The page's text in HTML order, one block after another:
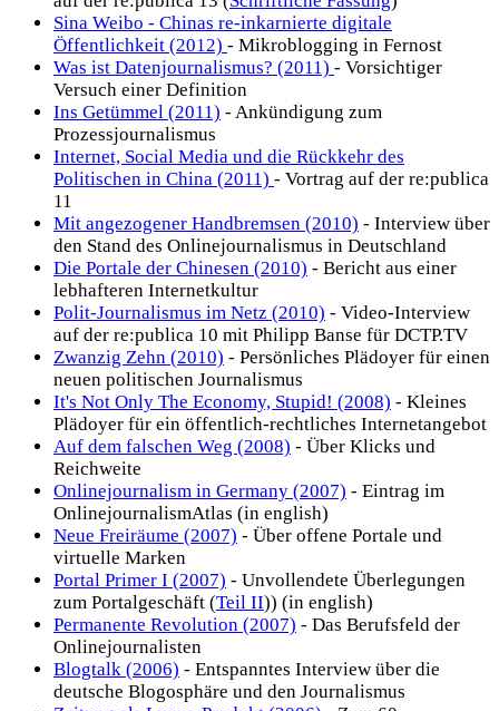
Sina Weibo - Chinas re-inkarnierte digitale
Öffentlichkeit (2012) - Mikroblogging in Fernost
Was ist Datenjournalismus? (2011) - Vorsichtiger
Versuch einer Definition
Ins Getümmel (2011) - Ankündigung zum
Prozessjournalismus
Internet, Social Media und die Rückkehr des
Politischen in China (2011) - Vortrag auf der re:publica
11
Mit angezogener Handbremsen (2010) - Interview über
den Stand des Onlinejournalismus in Deutschland
Die Portale der Chinesen (2010) - Bericht aus einer
lebhafteren Internetkultur
Polit-Journalismus im Netz (2010) - Video-Interview
auf der re:publica 10 mit Philipp Banse für DCTP.TV
Zwanzig Zehn (2010) - Persönliches Plädoyer für einen
neuen politischen Journalismus
It's Not Only The Economy, Stupid! (2008) - Kleines
Plädoyer für ein öffentlich-rechtliches Internetangebot
Auf dem falschen Weg (2008) - Über Klicks und
Reichweite
Onlinejournalism in Germany (2007) - Eintrag im
OnlinejournalismAtlas (in english)
Neue Freiräume (2007) - Über offene Portale und
virtuelle Marken
Portal Primer I (2007) - Unvollendete Überlegungen
zum Portalgeschäft (Teil II)) (in english)
Permanente Revolution (2007) - Das Berufsfeld der
Onlinejournalisten
Blogtalk (2006) - Entspanntes Interview über die
deutsche Blogosphäre und den Journalismus